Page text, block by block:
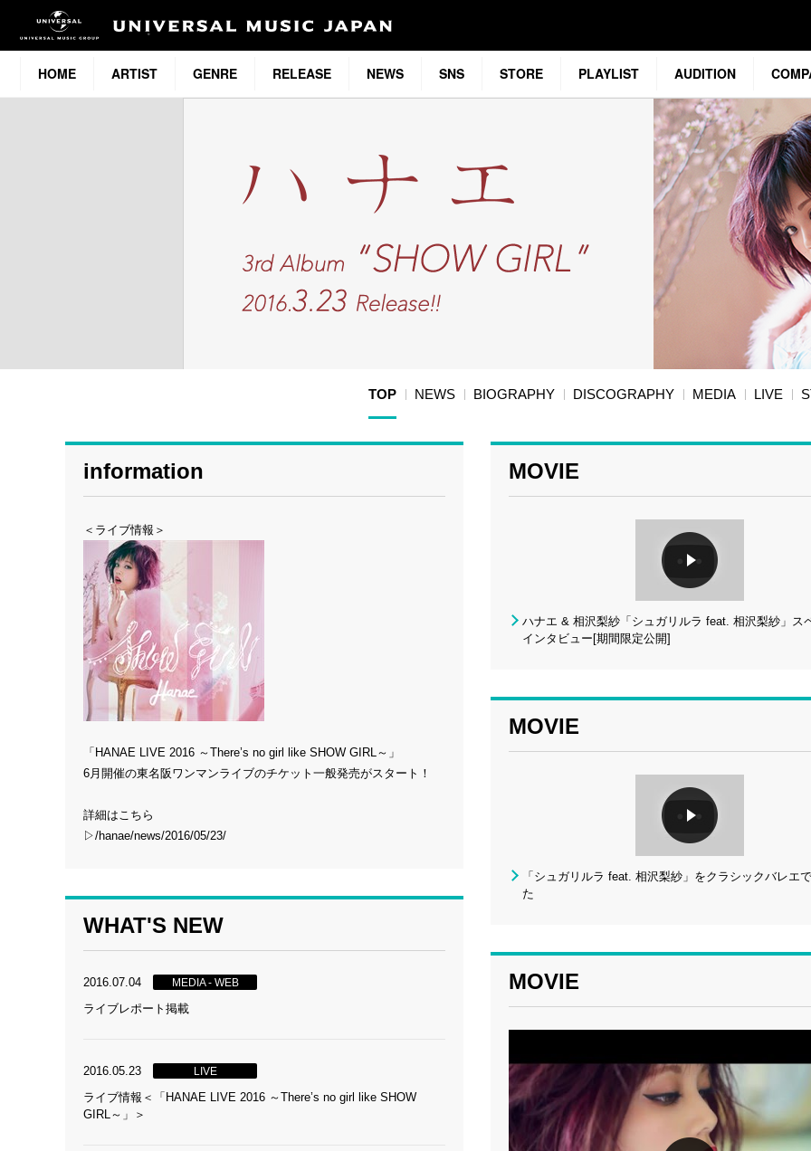
HOME ARTIST GENRE RELEASE NEWS SNS STORE PLAYLIST AUDITION
TOP NEWS BIOGRAPHY DISCOGRAPHY MEDIA LIVE
information
＜ライブ情報＞
「HANAE LIVE 2016 ～There’s no girl like SHOW GIRL～」
6月開催の東名阪ワンマンライブのチケット一般発売がスタート！
詳細はこちら
▷/hanae/news/2016/05/23/
WHAT'S NEW
2016.07.04 MEDIA - WEB
ライブレポート掲載
2016.05.23 LIVE
ライブ情報＜「HANAE LIVE 2016 ～There’s no girl like SHOW
GIRL～」＞
MOVIE
ハナエ & 相沢梨紗「シュガリルラ feat. 相沢梨紗」ス
インタビュー[期間限定公開]
MOVIE
「シュガリルラ feat. 相沢梨紗」をクラシックバレエ
た
MOVIE